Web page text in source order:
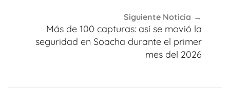
Siguiente Noticia
Más de 100 capturas: así se movió la
seguridad en Soacha durante el primer
mes del 2026